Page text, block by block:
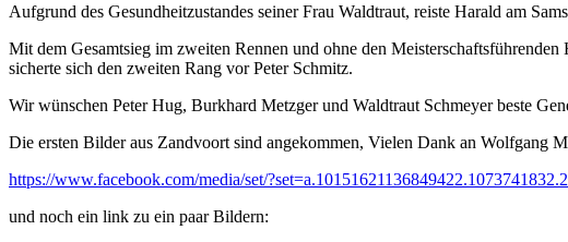
Aufgrund des Gesundheitzustandes seiner Frau Waldtraut, reiste Harald am
Mit dem Gesamtsieg im zweiten Rennen und ohne den
sicherte sich den zweiten Rang vor Peter Schmitz.
Wir wünschen Peter Hug, Burkhard Metzger und Waldtraut Schmeyer beste
Die ersten Bilder aus Zandvoort sind angekommen, Vielen Dank an Wolfgang
https://www.facebook.com/media/set/
und noch ein link zu ein paar Bildern: